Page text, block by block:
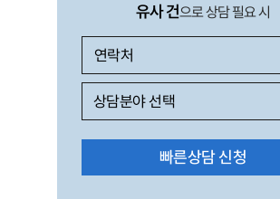
유사 건으로 상담 필요 시